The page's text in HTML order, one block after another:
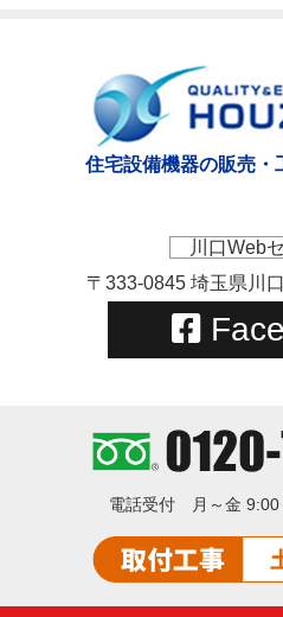
住宅設備機器の販売・
川口Web
〒333-0845 埼玉県川
電話受付 月～金 9:00